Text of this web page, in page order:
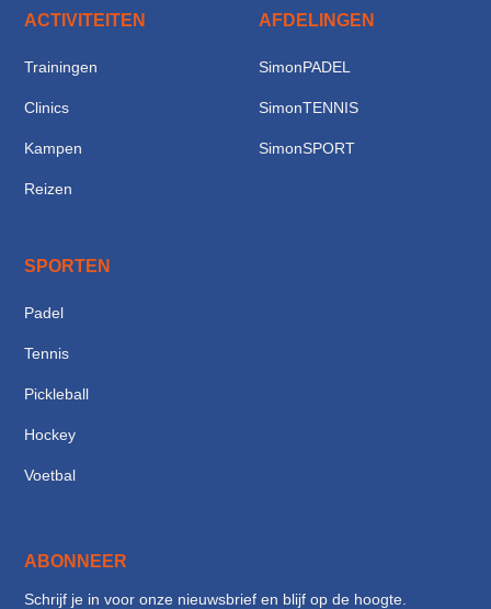
ACTIVITEITEN
Trainingen
Clinics
Kampen
Reizen
AFDELINGEN
SimonPADEL
SimonTENNIS
SimonSPORT
SPORTEN
Padel
Tennis
Pickleball
Hockey
Voetbal
ABONNEER
Schrijf je in voor onze nieuwsbrief en blijf op de hoogte.